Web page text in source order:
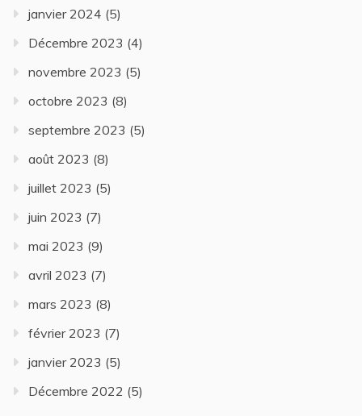
janvier 2024 (5)
Décembre 2023 (4)
novembre 2023 (5)
octobre 2023 (8)
septembre 2023 (5)
août 2023 (8)
juillet 2023 (5)
juin 2023 (7)
mai 2023 (9)
avril 2023 (7)
mars 2023 (8)
février 2023 (7)
janvier 2023 (5)
Décembre 2022 (5)